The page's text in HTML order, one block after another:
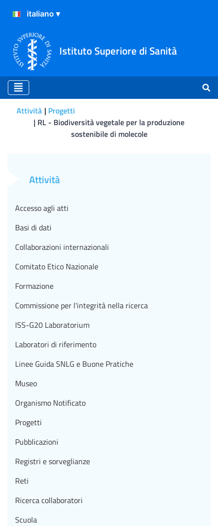
Istituto Superiore di Sanità
Attività Progetti
RL - Biodiversità vegetale per la produzione
sostenibile di molecole
Attività
Accesso agli atti
Basi di dati
Collaborazioni internazionali
Comitato Etico Nazionale
Formazione
Commissione per l'integrità nella ricerca
ISS-G20 Laboratorium
Laboratori di riferimento
Linee Guida SNLG e Buone Pratiche
Museo
Organismo Notificato
Progetti
Pubblicazioni
Registri e sorveglianze
Reti
Ricerca collaboratori
Scuola